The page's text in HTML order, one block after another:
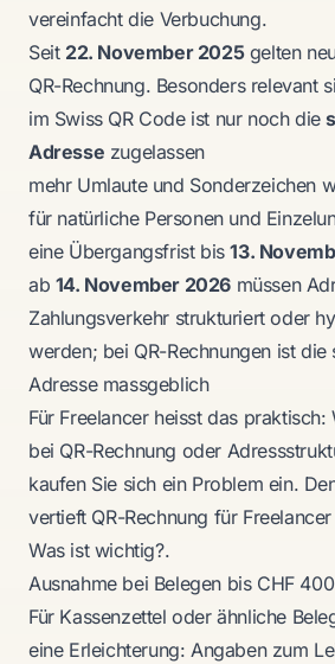
vereinfacht die Verbuchung.
Seit 22. November 2025gelten
QR-Rechnung. Besonders relevant
im Swiss QR Code ist nur noch die
Adresse zugelassen
mehr Umlaute und Sonderzeichen
für natürliche Personen und
eine Übergangsfrist bis13.
ab 14. November 2026 müssen
Zahlungsverkehr strukturiert oder
werden; bei QR-Rechnungen ist die
Adresse massgeblich
Für Freelancer heisst das praktisch:
bei QR-Rechnung oder
kaufen Sie sich ein Problem ein.
vertieft QR-Rechnung für
Was ist wichtig?.
Ausnahme bei Belegen bis CHF 400
Für Kassenzettel oder ähnliche
eine Erleichterung: Angaben zum